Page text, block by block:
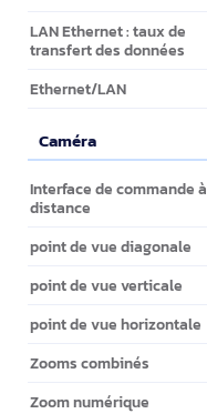
LAN Ethernet : taux de
transfert des données
Ethernet/LAN
Caméra
Caméra
Interface de commande à
distance
point de vue diagonale
point de vue verticale
point de vue horizontale
Zooms combinés
Zoom numérique